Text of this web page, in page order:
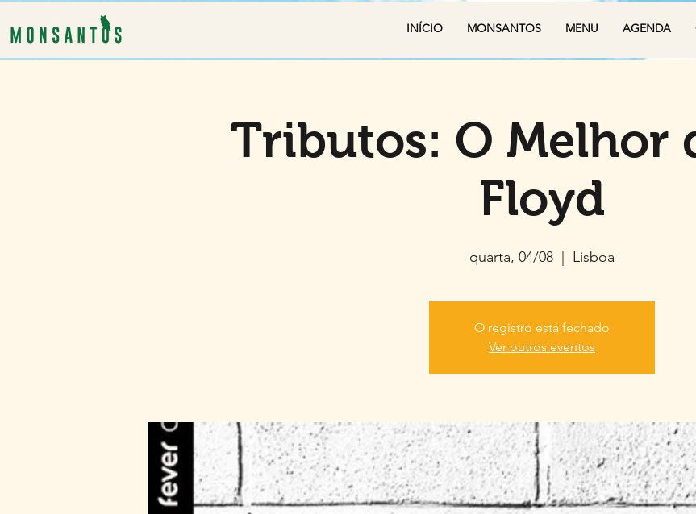
INÍCIO MONSANTOS MENU AGENDA
Tributos: O Melhor
Floyd
quarta, 04/08 Lisboa
O registro está fechado
Ver outros eventos